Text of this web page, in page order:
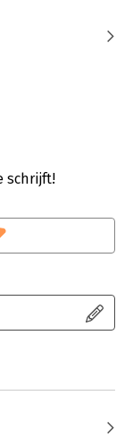
eigendom
schrijft!